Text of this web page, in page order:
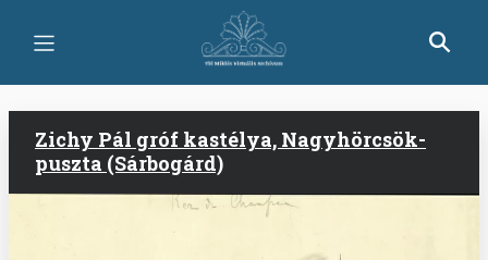
tartalomra
Zichy Pál gróf kastélya, Nagyhörcsök-
puszta (Sárbogárd)